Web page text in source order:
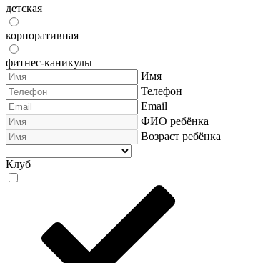
детская
корпоративная
фитнес-каникулы
Имя
Телефон
Email
ФИО ребёнка
Возраст ребёнка
Клуб